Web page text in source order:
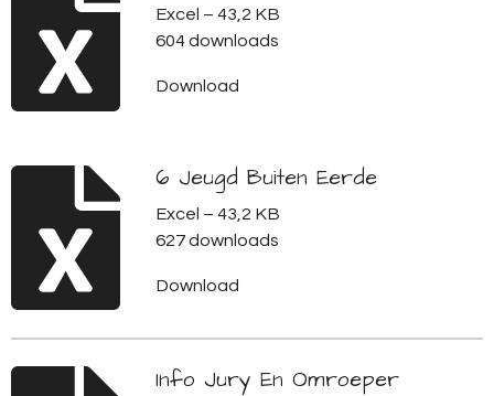
Excel – 43,2 KB
604 downloads
Download
6 Jeugd Buiten Eerde
Excel – 43,2 KB
627 downloads
Download
Info Jury En Omroeper